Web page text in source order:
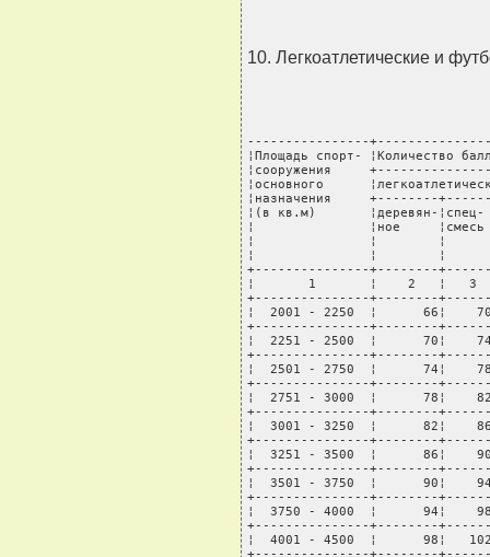
10. Легкоатлетические и
----------------
¦Площадь спорт- ¦Количество
¦сооружения
¦основного
¦назначения     +--------
¦(в кв.м)       ¦деревян-¦спец-
¦               ¦ное     ¦смесь
¦               ¦        ¦
¦               ¦        ¦
+---------------+--------
¦       1       ¦    2   ¦   3
+---------------+--------
¦  2001 - 2250  ¦      66¦
+---------------+--------
¦  2251 - 2500  ¦      70¦
+---------------+--------
¦  2501 - 2750  ¦      74¦
+---------------+--------
¦  2751 - 3000  ¦      78¦
+---------------+--------
¦  3001 - 3250  ¦      82¦
+---------------+--------
¦  3251 - 3500  ¦      86¦
+---------------+--------
¦  3501 - 3750  ¦      90¦
+---------------+--------
¦  3750 - 4000  ¦      94¦
+---------------+--------
¦  4001 - 4500  ¦      98¦